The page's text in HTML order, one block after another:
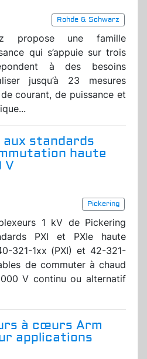
Rohde & Schwarz
propose une famille
qui s’appuie sur trois
à des besoins
jusqu’à 23 mesures
courant, de puissance et
standards
haute
V
Pickering
1 kV de Pickering
PXI et PXIe haute
321-1xx (PXI) et 42-321-
de commuter à chaud
V continu ou alternatif
à cœurs Arm
applications